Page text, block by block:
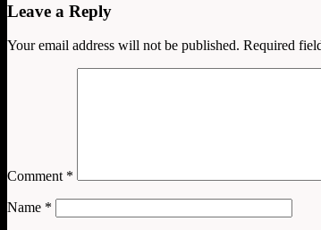
Leave a Reply
Your email address will not be published. Required
Comment *
Name *